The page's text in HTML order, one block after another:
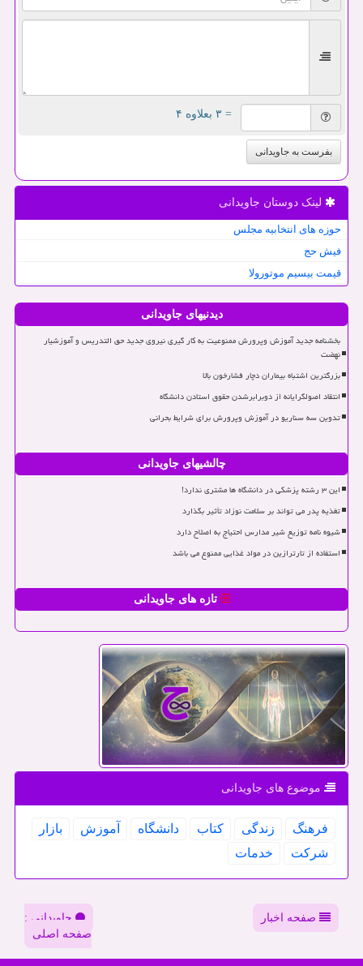
= ۳ بعلاوه ۴
بفرست به جاویدانی
لینک دوستان جاویدانی
حوزه های انتخابیه مجلس
فیش حج
قیمت بیسیم موتورولا
دیدنیهای جاویدانی
بخشنامه جدید آموزش وپرورش ممنوعیت به کار گیری نیروی جدید حق التدریس و آموزشیار
نهضت
بزرگترین اشتباه بیماران دچار فشارخون بالا
انتقاد اصولگرایانه از دوبرابرشدن حقوق استادن دانشگاه
تدوین سه سناریو در آموزش وپرورش برای شرایط بحرانی
چالشیهای جاویدانی
این ۳ رشته پزشکی در دانشگاه ها مشتری ندارد!
تغذیه پدر می تواند بر سلامت نوزاد تأثیر بگذارد
شیوه نامه توزیع شیر مدارس احتیاج به اصلاح دارد
استفاده از تارترازین در مواد غذایی ممنوع می باشد
تازه های جاویدانی
موضوع های جاویدانی
فرهنگ زندگی كتاب دانشگاه آموزش
بازار
شركت
خدمات
صفحه اخبار
جاویدانی :
صفحه اصلی